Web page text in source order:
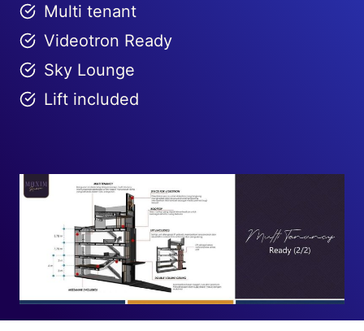
Multi tenant
Videotron Ready
Sky Lounge
Lift included